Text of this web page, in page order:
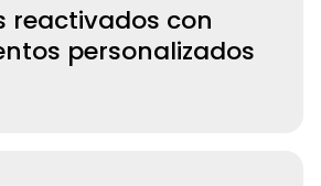
reactivados con
personalizados